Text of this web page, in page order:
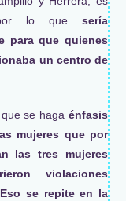
lo quesería
para que quienes
un centro de
se haga énfasis
mujeres que por
las tres mujeres
violaciones
se repite en la